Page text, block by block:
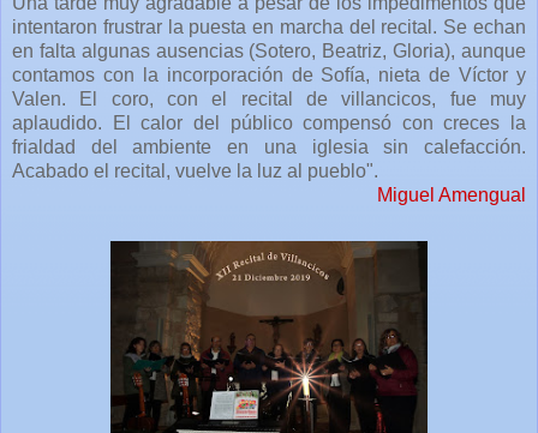
intentaron frustrar la puesta en marcha del recital. Se echan
en falta algunas ausencias (Sotero, Beatriz, Gloria), aunque
contamos con la incorporación de Sofía, nieta de Víctor y
Valen. El coro, con el recital de villancicos, fue muy
aplaudido. El calor del público compensó con creces la
frialdad del ambiente en una iglesia sin calefacción.
Acabado el recital, vuelve la luz al pueblo".
Miguel Amengual